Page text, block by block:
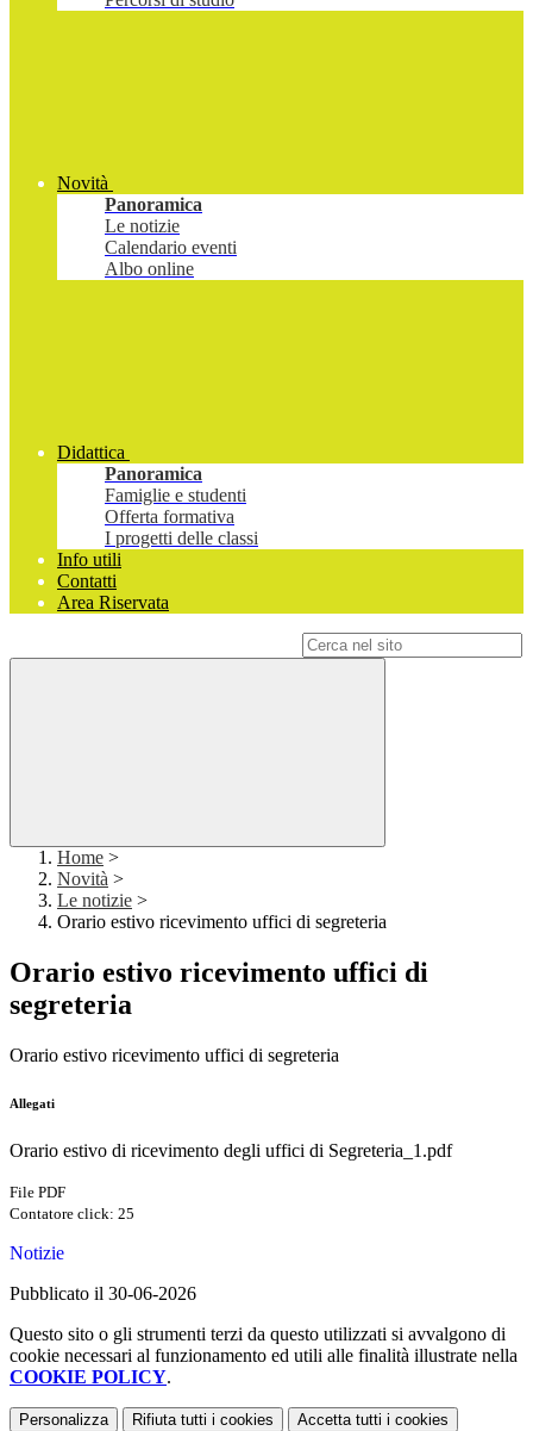
Novità
Panoramica
Le notizie
Calendario eventi
Albo online
Didattica
Panoramica
Famiglie e studenti
Offerta formativa
I progetti delle classi
Info utili
Contatti
Area Riservata
Home >
Novità >
Le notizie >
Orario estivo ricevimento uffici di segreteria
Orario estivo ricevimento uffici di
segreteria
Orario estivo ricevimento uffici di segreteria
Allegati
Orario estivo di ricevimento degli uffici di Segreteria_1.pdf
File PDF
Contatore click: 25
Notizie
Pubblicato il 30-06-2026
Questo sito o gli strumenti terzi da questo utilizzati si avvalgono di
cookie necessari al funzionamento ed utili alle finalità illustrate nella
COOKIE POLICY.
Personalizza Rifiuta tutti i cookies Accetta tutti i cookies